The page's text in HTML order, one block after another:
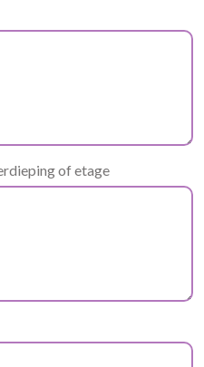
of etage